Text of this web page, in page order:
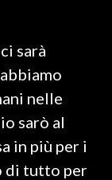
sarà
nelle
sarò al
in più per i
di tutto per